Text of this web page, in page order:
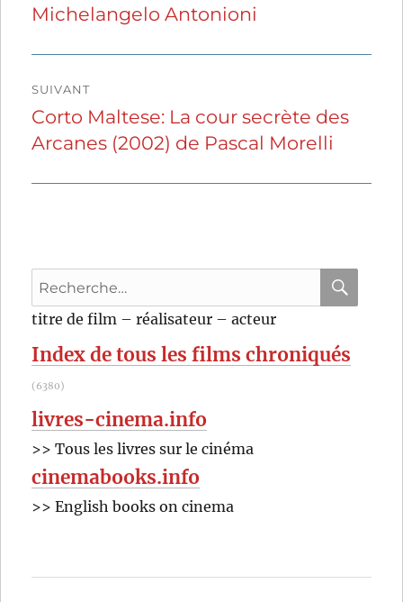
l’article
précédente :
Michelangelo Antonioni
SUIVANT
Publication
suivante :
Corto Maltese: La cour secrète des
Arcanes (2002) de Pascal Morelli
Recherche
pour
:
titre de film – réalisateur – acteur
Index de tous les films chroniqués
(6380)
livres-cinema.info
>> Tous les livres sur le cinéma
cinemabooks.info
>> English books on cinema